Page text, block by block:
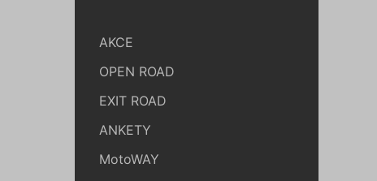
AKCE
OPEN ROAD
EXIT ROAD
ANKETY
MotoWAY